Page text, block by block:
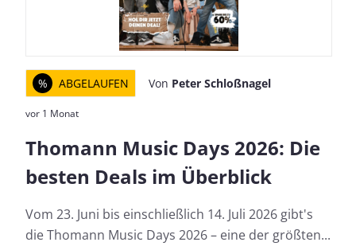
% ABGELAUFEN Von Peter Schloßnagel
vor 1 Monat
Thomann Music Days 2026: Die
besten Deals im Überblick
Vom 23. Juni bis einschließlich 14. Juli 2026 gibt's
die Thomann Music Days 2026 – eine der größten...